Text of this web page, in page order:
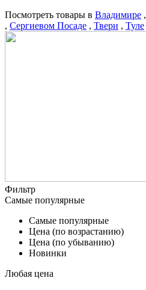
Посмотреть товары в Владимире ,
, Сергиевом Посаде , Твери , Туле
Фильтр
Самые популярные
Самые популярные
Цена (по возрастанию)
Цена (по убыванию)
Новинки
Любая цена